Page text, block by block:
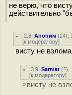
не верю, что
действительно
2.6 ,Аноним (24),
[к модератору]
висту не
3.9 ,Sarmat (?),
[к модератору]
>висту не